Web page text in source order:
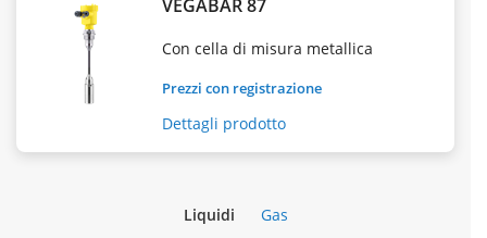
VEGABAR 87
Con cella di misura metallica
Prezzi con registrazione
Dettagli prodotto
Liquidi Gas